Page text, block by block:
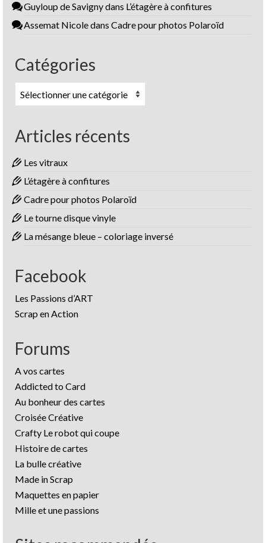
Guyloup de Savignydans L’étagère à confitures
Assemat Nicoledans Cadre pour photos Polaroïd
Catégories
Catégories
Articles récents
Les vitraux
L’étagère à confitures
Cadre pour photos Polaroïd
Le tourne disque vinyle
La mésange bleue – coloriage inversé
Facebook
Les Passions d’ART
Scrap en Action
Forums
A vos cartes
Addicted to Card
Au bonheur des cartes
Croisée Créative
Crafty Le robot qui coupe
Histoire de cartes
La bulle créative
Made in Scrap
Maquettes en papier
Mille et une passions